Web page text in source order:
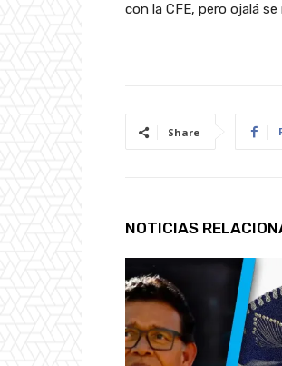
con la CFE, pero ojalá se
Share
NOTICIAS